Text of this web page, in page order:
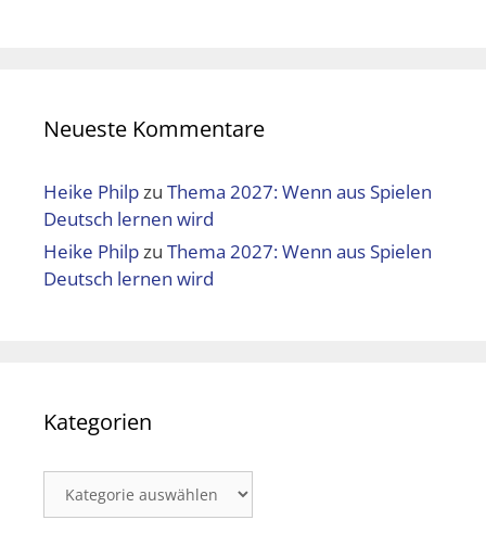
Neueste Kommentare
Heike Philpzu Thema 2027: Wenn aus Spielen
Deutsch lernen wird
Heike Philpzu Thema 2027: Wenn aus Spielen
Deutsch lernen wird
Kategorien
Kategorien